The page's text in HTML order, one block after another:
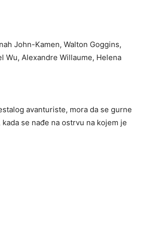
John-Kamen, Walton Goggins,
Wu, Alexandre Willaume, Helena
avanturiste, mora da se gurne
se nađe na ostrvu na kojem je